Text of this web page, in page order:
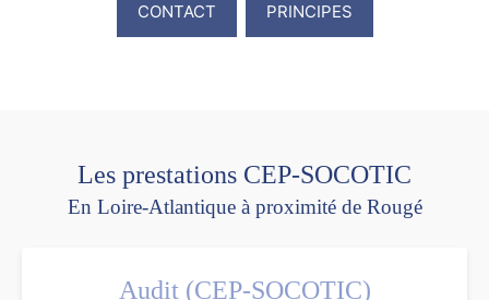
CONTACT PRINCIPES
Les prestations CEP-SOCOTIC
En Loire-Atlantique à proximité de Rougé
Audit (CEP-SOCOTIC)